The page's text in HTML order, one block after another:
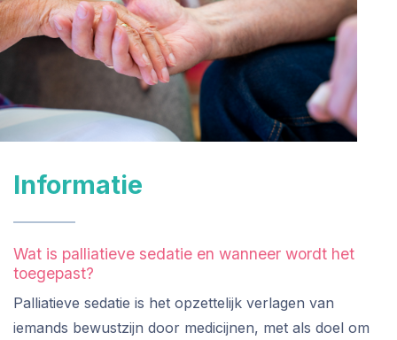
Informatie
Wat is palliatieve sedatie en wanneer wordt het
toegepast?
Palliatieve sedatie is het opzettelijk verlagen van
iemands bewustzijn door medicijnen, met als doel om